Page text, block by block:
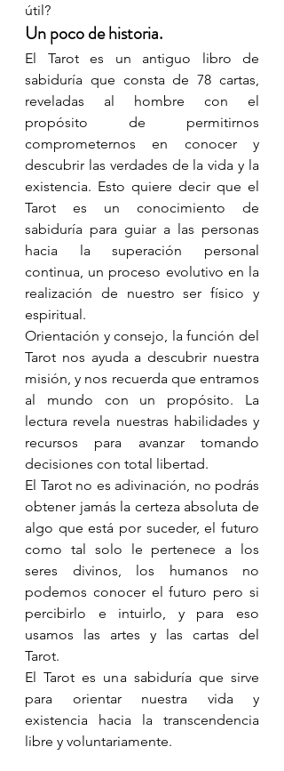
útil?
Un poco de historia.
El Tarot es un antiguo libro de
sabiduría que consta de 78 cartas,
reveladas al hombre con el
propósito de permitirnos
comprometernos en conocer y
descubrir las verdades de la vida y la
existencia. Esto quiere decir que el
Tarot es un conocimiento de
sabiduría para guiar a las personas
hacia la superación personal
continua, un proceso evolutivo en la
realización de nuestro ser físico y
espiritual.
Orientación y consejo, la función del
Tarot nos ayuda a descubrir nuestra
misión, y nos recuerda que entramos
al mundo con un propósito. La
lectura revela nuestras habilidades y
recursos para avanzar tomando
decisiones con total libertad.
El Tarot no es adivinación, no podrás
obtener jamás la certeza absoluta de
algo que está por suceder, el futuro
como tal solo le pertenece a los
seres divinos, los humanos no
podemos conocer el futuro pero si
percibirlo e intuirlo, y para eso
usamos las artes y las cartas del
Tarot.
El Tarot es una sabiduría que sirve
para orientar nuestra vida y
existencia hacia la transcendencia
libre y voluntariamente.